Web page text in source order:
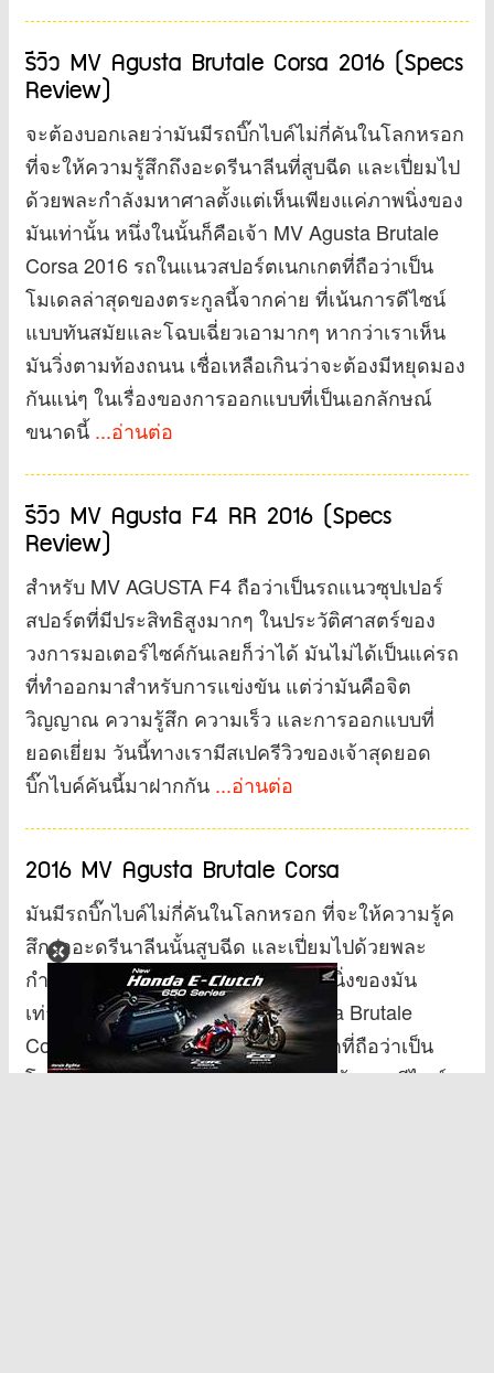
รีวิว MV Agusta Brutale Corsa 2016 (Specs
Review)
จะต้องบอกเลยว่ามันมีรถบิ๊กไบค์ไม่กี่คันในโลกหรอก
ที่จะให้ความรู้สึกถึงอะดรีนาลีนที่สูบฉีด และเปี่ยมไป
ด้วยพละกำลังมหาศาลตั้งแต่เห็นเพียงแค่ภาพนิ่งของ
มันเท่านั้น หนึ่งในนั้นก็คือเจ้า MV Agusta Brutale
Corsa 2016 รถในแนวสปอร์ตเนกเกตที่ถือว่าเป็น
โมเดลล่าสุดของตระกูลนี้จากค่าย ที่เน้นการดีไซน์
แบบทันสมัยและโฉบเฉี่ยวเอามากๆ หากว่าเราเห็น
มันวิ่งตามท้องถนน เชื่อเหลือเกินว่าจะต้องมีหยุดมอง
กันแน่ๆ ในเรื่องของการออกแบบที่เป็นเอกลักษณ์
ขนาดนี้ ...อ่านต่อ
รีวิว MV Agusta F4 RR 2016 (Specs
Review)
สำหรับ MV AGUSTA F4 ถือว่าเป็นรถแนวซุปเปอร์
สปอร์ตที่มีประสิทธิสูงมากๆ ในประวัติศาสตร์ของ
วงการมอเตอร์ไซค์กันเลยก็ว่าได้ มันไม่ได้เป็นแค่รถ
ที่ทำออกมาสำหรับการแข่งขัน แต่ว่ามันคือจิต
วิญญาณ ความรู้สึก ความเร็ว และการออกแบบที่
ยอดเยี่ยม วันนี้ทางเรามีสเปครีวิวของเจ้าสุดยอด
บิ๊กไบค์คันนี้มาฝากกัน ...อ่านต่อ
2016 MV Agusta Brutale Corsa
มันมีรถบิ๊กไบค์ไม่กี่คันในโลกหรอก ที่จะให้ความรู้ค
สึกว่าอะดรีนาลีนนั้นสูบฉีด และเปี่ยมไปด้วยพละ
กำลังมหาศาลตั้งแต่เห็นเพียงแค่ภาพนิ่งของมัน
เท่านั้น หนึ่งในนั้นก็คือเจ้า MV Agusta Brutale
Corsa 2016 รถในแนวสปอร์ตเนกเกตที่ถือว่าเป็น
โมเดลล่าสุดของตระกูลนี้จากค่าย ที่เน้นการดีไซน์